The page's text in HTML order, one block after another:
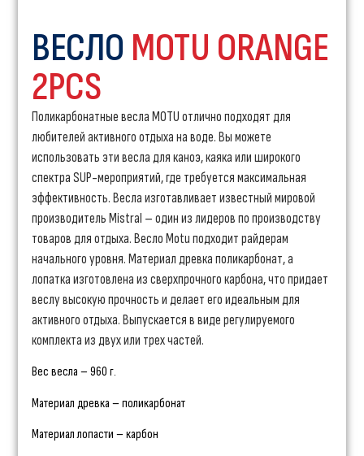
ВЕСЛО MOTU ORANGE
2PCS
Поликарбонатные весла MOTU отлично подходят для
любителей активного отдыха на воде. Вы можете
использовать эти весла для каноэ, каяка или широкого
спектра SUP-мероприятий, где требуется максимальная
эффективность. Весла изготавливает известный мировой
производитель Mistral – один из лидеров по производству
товаров для отдыха. Весло Motu подходит райдерам
начального уровня. Материал древка поликарбонат, а
лопатка изготовлена из сверхпрочного карбона, что придает
веслу высокую прочность и делает его идеальным для
активного отдыха. Выпускается в виде регулируемого
комплекта из двух или трех частей.
Вес весла – 960 г.
Материал древка – поликарбонат
Материал лопасти – карбон